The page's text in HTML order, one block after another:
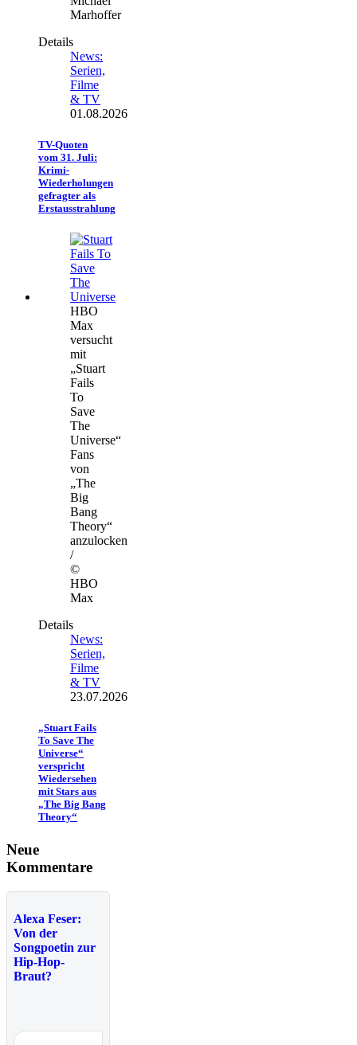
Marhoffer
Details
News:
Serien,
Filme
& TV
01.08.2026
TV-Quoten
vom 31. Juli:
Krimi-
Wiederholungen
gefragter als
Erstausstrahlung
HBO
Max
versucht
mit
„Stuart
Fails
To
Save
The
Universe“
Fans
von
„The
Big
Bang
Theory“
anzulocken
/
©
HBO
Max
Details
News:
Serien,
Filme
& TV
23.07.2026
„Stuart Fails
To Save The
Universe“
verspricht
Wiedersehen
mit Stars aus
„The Big Bang
Theory“
Neue
Kommentare
Alexa Feser:
Von der
Songpoetin zur
Hip-Hop-
Braut?